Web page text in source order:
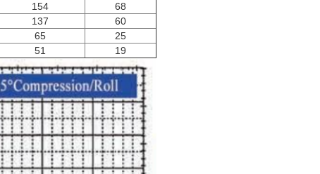
154
68
137
60
65
25
51 19